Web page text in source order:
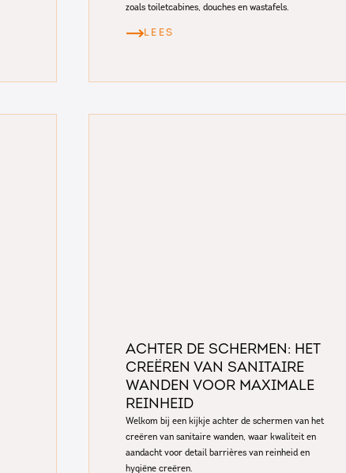
zoals toiletcabines, douches en wastafels.
LEES
Achter de Schermen: het
creëren van sanitaire
wanden voor maximale
reinheid
Welkom bij een kijkje achter de schermen van het
creëren van sanitaire wanden, waar kwaliteit en
aandacht voor detail barrières van reinheid en
hygiëne creëren.